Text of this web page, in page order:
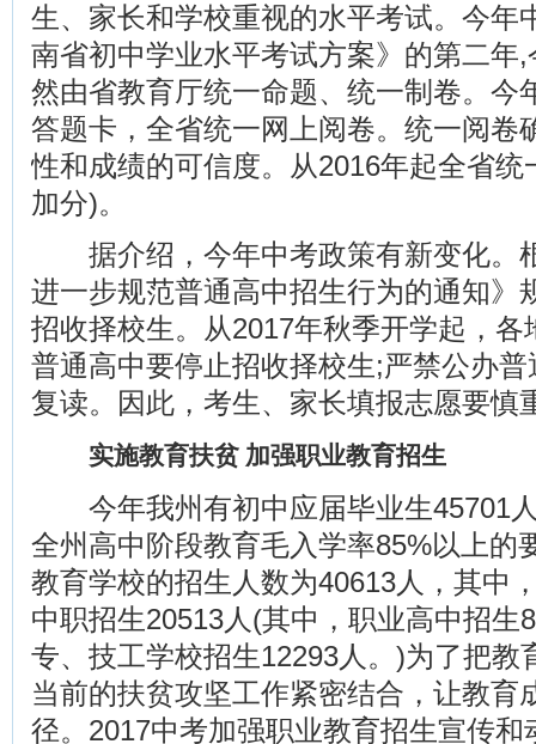
生、家长和学校重视的水平考试。今年
南省初中学业水平考试方案》的第二年
然由省教育厅统一命题、统一制卷。今
答题卡，全省统一网上阅卷。统一阅卷
性和成绩的可信度。从2016年起全省
加分)。
据介绍，今年中考政策有新变化。
进一步规范普通高中招生行为的通知》
招收择校生。从2017年秋季开学起，各
普通高中要停止招收择校生;严禁公办
复读。因此，考生、家长填报志愿要慎
实施教育扶贫 加强职业教育招生
今年我州有初中应届毕业生45701
全州高中阶段教育毛入学率85%以上的
教育学校的招生人数为40613人，其中
中职招生20513人(其中，职业高中招生
专、技工学校招生12293人。)为了把教
当前的扶贫攻坚工作紧密结合，让教育
径。2017中考加强职业教育招生宣传